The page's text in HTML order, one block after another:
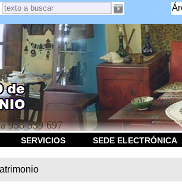
958 539 697
SERVICIOS SEDE ELECTRÓNICA